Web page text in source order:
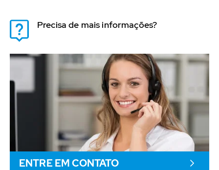
Precisa de mais informações?
ENTRE EM CONTATO